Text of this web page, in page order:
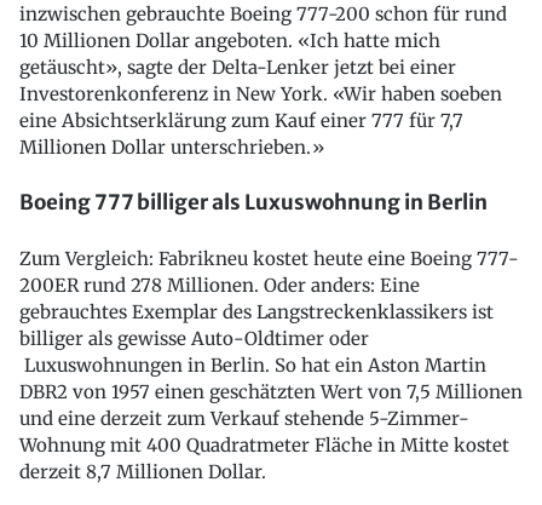
inzwischen gebrauchte Boeing 777-200 schon für rund
10 Millionen Dollar angeboten. «Ich hatte mich
getäuscht», sagte der Delta-Lenker jetzt bei einer
Investorenkonferenz in New York. «Wir haben soeben
eine Absichtserklärung zum Kauf einer 777 für 7,7
Millionen Dollar unterschrieben.»
Boeing 777 billiger als Luxuswohnung in Berlin
Zum Vergleich: Fabrikneu kostet heute eine Boeing 777-
200ER rund 278 Millionen. Oder anders: Eine
gebrauchtes Exemplar des Langstreckenklassikers ist
billiger als gewisse Auto-Oldtimer oder
Luxuswohnungen in Berlin. So hat ein Aston Martin
DBR2 von 1957 einen geschätzten Wert von 7,5 Millionen
und eine derzeit zum Verkauf stehende 5-Zimmer-
Wohnung mit 400 Quadratmeter Fläche in Mitte kostet
derzeit 8,7 Millionen Dollar.